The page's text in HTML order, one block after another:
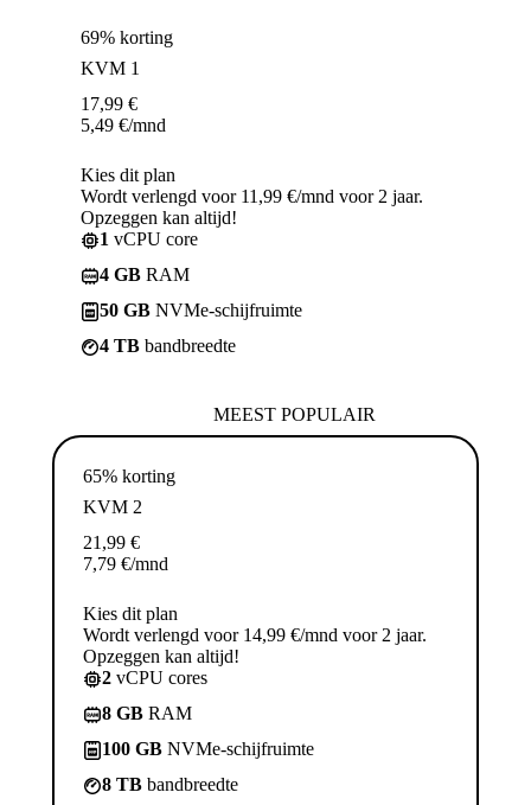
69% korting
KVM 1
17,99 €
5,49 €/mnd
Kies dit plan
Wordt verlengd voor 11,99 €/mnd voor 2 jaar.
Opzeggen kan altijd!
1 vCPU core
4 GB RAM
50 GB NVMe-schijfruimte
4 TB bandbreedte
MEEST POPULAIR
65% korting
KVM 2
21,99 €
7,79 €/mnd
Kies dit plan
Wordt verlengd voor 14,99 €/mnd voor 2 jaar.
Opzeggen kan altijd!
2 vCPU cores
8 GB RAM
100 GB NVMe-schijfruimte
8 TB bandbreedte